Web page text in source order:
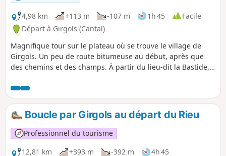
4,98 km
+113 m -107 m 1h 45
Facile
Départ à Girgols (Cantal)
Magnifique tour sur le plateau où se trouve le village de
Girgols. Un peu de route bitumeuse au début, après que
des chemins et des champs. À partir du lieu-dit la Bastide,
Boucle par Girgols au départ du Rieu
Professionnel du tourisme
12,81 km
+393 m -392 m
4h 45